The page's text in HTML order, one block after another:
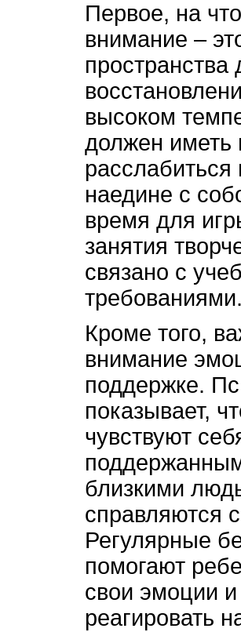
Первое, на
внимание –
высоком
должен иметь
наедине с
время для
занятия
связано с
Кроме того,
внимание
поддержке.
показывает,
чувствуют
близкими
справляются
Регулярные
помогают
свои эмоции
реагировать